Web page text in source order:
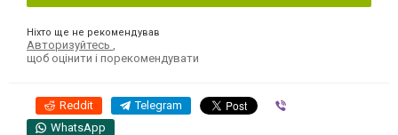
Ніхто ще не рекомендував
Авторизуйтесь
щоб оцінити і порекомендувати
Reddit Telegram
WhatsApp